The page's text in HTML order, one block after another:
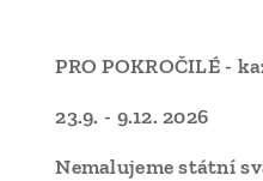
PRO POKROČILÉ -
23.9. - 9.12. 2026
Nemalujeme státní